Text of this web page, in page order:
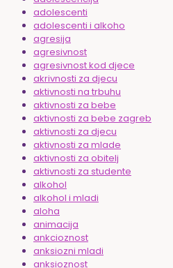
adolescenti
adolescenti i alkoho
agresija
agresivnost
agresivnost kod djece
akrivnosti za djecu
aktivnosti na trbuhu
aktivnosti za bebe
aktivnosti za bebe zagreb
aktivnosti za djecu
aktivnosti za mlade
aktivnosti za obitelj
aktivnosti za studente
alkohol
alkohol i mladi
aloha
animacija
ankcioznost
anksiozni mladi
anksioznost